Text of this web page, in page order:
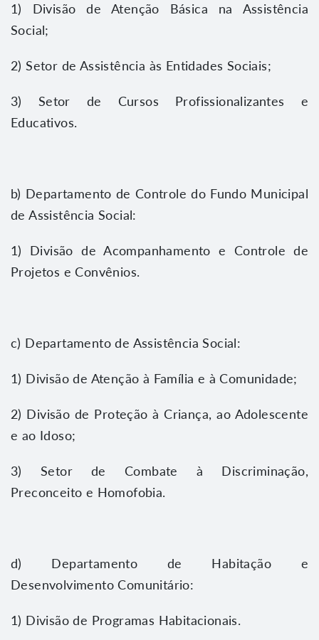
1) Divisão de Atenção Básica na Assistência
Social;
2) Setor de Assistência às Entidades Sociais;
3) Setor de Cursos Profissionalizantes e
Educativos.
b) Departamento de Controle do Fundo Municipal
de Assistência Social:
1) Divisão de Acompanhamento e Controle de
Projetos e Convênios.
c) Departamento de Assistência Social:
1) Divisão de Atenção à Família e à Comunidade;
2) Divisão de Proteção à Criança, ao Adolescente
e ao Idoso;
3) Setor de Combate à Discriminação,
Preconceito e Homofobia.
d) Departamento de Habitação e
Desenvolvimento Comunitário:
1) Divisão de Programas Habitacionais.